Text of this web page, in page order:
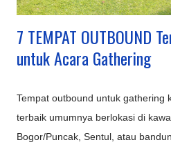
7 TEMPAT OUTBOUND
untuk Acara Gathering
Tempat outbound untuk gathering
terbaik umumnya berlokasi di
Bogor/Puncak, Sentul, atau